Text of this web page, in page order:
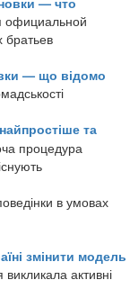
братьев
— що відомо
та
процедура
в умовах
змінити модель
викликала активні